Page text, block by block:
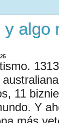
algo
11
Y